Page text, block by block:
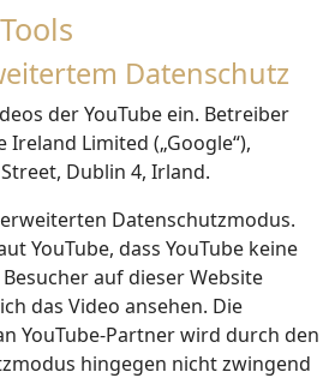
Datenschutz
der YouTube ein. Betreiber
Limited („Google“),
Dublin 4, Irland.
Datenschutzmodus.
YouTube, dass YouTube keine
auf dieser Website
das Video ansehen. Die
YouTube-Partner wird durch den
hingegen nicht zwingend